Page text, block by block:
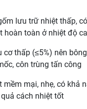
lưu trữ nhiệt thấp,
hoàn toàn ở nhiệt độ
cơ thấp (≤5%) nên
côn trùng tấn công
mềm mại, nhẹ, có khả
cách nhiệt tốt